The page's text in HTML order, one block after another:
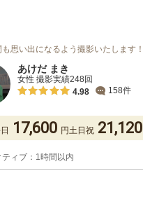
思い出になるよう撮影いたします！
あけだ まき
女性 撮影実績248回
4.98
158件
17,600 円土日祝 21,120
ィブ：1時間以内